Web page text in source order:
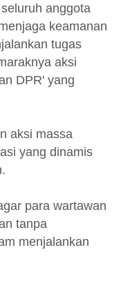
anggota
keamanan
tugas
aksi
DPR' yang
aksi massa
yang dinamis
para wartawan
tanpa
menjalankan